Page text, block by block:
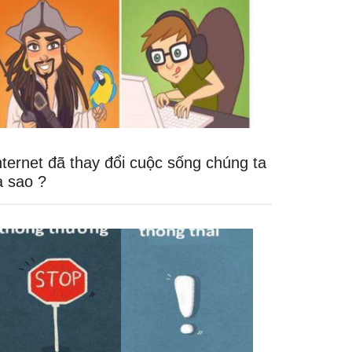
đã thay đổi cuộc sống chúng ta
sao ?